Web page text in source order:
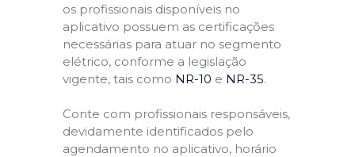
os profissionais disponíveis no
aplicativo possuem as certificações
necessárias para atuar no segmento
elétrico, conforme a legislação
vigente, tais como NR-10 e NR-35.
Conte com profissionais responsáveis,
devidamente identificados pelo
agendamento no aplicativo, horário